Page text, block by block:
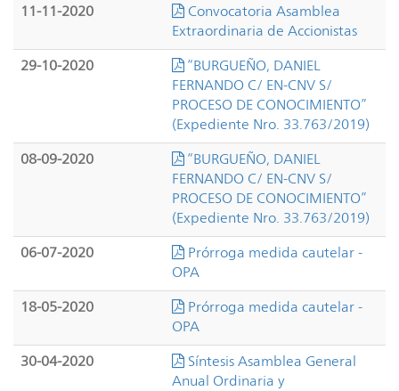
11-11-2020
Convocatoria Asamblea
Extraordinaria de Accionistas
29-10-2020
“BURGUEÑO, DANIEL
FERNANDO C/ EN-CNV S/
PROCESO DE CONOCIMIENTO”
(Expediente Nro. 33.763/2019)
08-09-2020
“BURGUEÑO, DANIEL
FERNANDO C/ EN-CNV S/
PROCESO DE CONOCIMIENTO”
(Expediente Nro. 33.763/2019)
06-07-2020
Prórroga medida cautelar -
OPA
18-05-2020
Prórroga medida cautelar -
OPA
30-04-2020
Síntesis Asamblea General
Anual Ordinaria y